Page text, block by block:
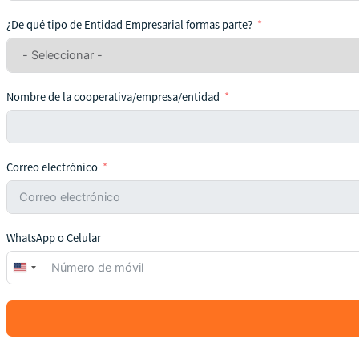
¿De qué tipo de Entidad Empresarial formas parte?
Nombre de la cooperativa/empresa/entidad
Correo electrónico
WhatsApp o Celular
United
States
+1